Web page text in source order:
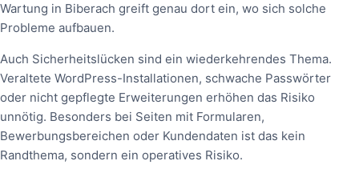
Wartung in Biberach greift genau dort ein, wo sich solche
Probleme aufbauen.
Auch Sicherheitslücken sind ein wiederkehrendes Thema.
Veraltete WordPress-Installationen, schwache Passwörter
oder nicht gepflegte Erweiterungen erhöhen das Risiko
unnötig. Besonders bei Seiten mit Formularen,
Bewerbungsbereichen oder Kundendaten ist das kein
Randthema, sondern ein operatives Risiko.